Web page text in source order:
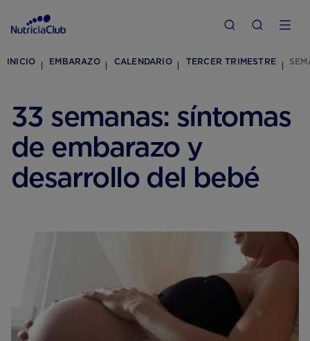
INICIO EMBARAZO CALENDARIO TERCER TRIMESTRE
33 semanas: síntomas
de embarazo y
desarrollo del bebé